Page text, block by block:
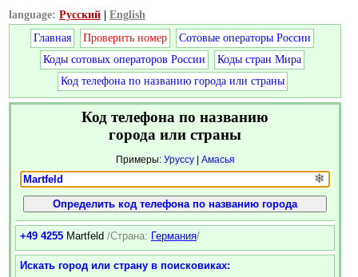
language: Русский
English
Главная
Проверить номер
Сотовые операторы России
Коды сотовых операторов России
Коды стран Мира
Код телефона по названию города или страны
Код телефона по названию
города или страны
Примеры: Уруссу| Амасья
❄
+49 4255 Martfeld /Страна: Германия/
Искать город или страну в поисковиках: